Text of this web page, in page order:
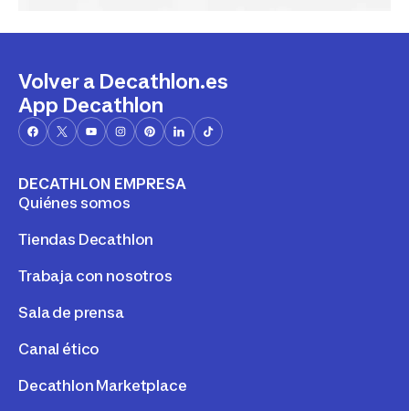
Volver a Decathlon.es
App Decathlon
DECATHLON EMPRESA
Quiénes somos
Tiendas Decathlon
Trabaja con nosotros
Sala de prensa
Canal ético
Decathlon Marketplace